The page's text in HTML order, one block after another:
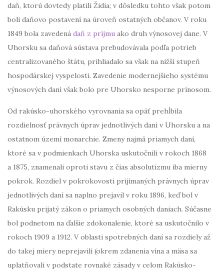
daň, ktorú dovtedy platili Židia; v dôsledku tohto však potom
boli daňovo postavení na úroveň ostatných občanov. V roku
1849 bola zavedená daň z príjmu ako druh výnosovej dane. V
Uhorsku sa daňová sústava prebudovávala podľa potrieb
centralizovaného štátu, prihliadalo sa však na nižší stupeň
hospodárskej vyspelosti. Zavedenie modernejšieho systému
výnosových daní však bolo pre Uhorsko nesporne prínosom.
Od rakúsko-uhorského vyrovnania sa opäť prehĺbila
rozdielnosť právnych úprav jednotlivých daní v Uhorsku a na
ostatnom území monarchie. Zmeny najmä priamych daní,
ktoré sa v podmienkach Uhorska uskutočnili v rokoch 1868
a 1875, znamenali oproti stavu z čias absolutizmu iba mierny
pokrok. Rozdiel v pokrokovosti prijímaných právnych úprav
jednotlivých daní sa naplno prejavil v roku 1896, keď bol v
Rakúsku prijatý zákon o priamych osobných daniach. Súčasne
bol podnetom na ďalšie zdokonalenie, ktoré sa uskutočnilo v
rokoch 1909 a 1912. V oblasti spotrebných daní sa rozdiely až
do takej miery neprejavili (okrem zdanenia vína a mäsa sa
uplatňovali v podstate rovnaké zásady v celom Rakúsko-